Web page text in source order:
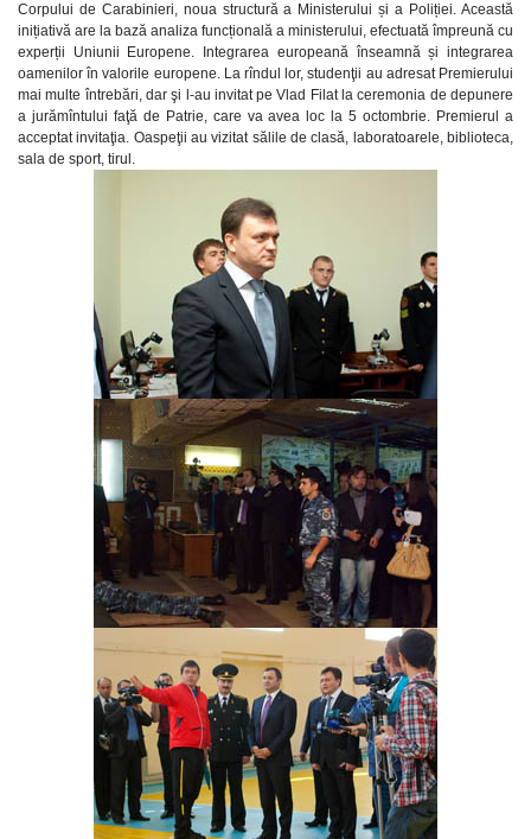
Corpului de Carabinieri, noua structură a Ministerului și a Poliției. Această
inițiativă are la bază analiza funcțională a ministerului, efectuată împreună cu
experții Uniunii Europene. Integrarea europeană înseamnă și integrarea
oamenilor în valorile europene. La rîndul lor, studenţii au adresat Premierului
mai multe întrebări, dar şi l-au invitat pe Vlad Filat la ceremonia de depunere
a jurămîntului faţă de Patrie, care va avea loc la 5 octombrie. Premierul a
acceptat invitaţia. Oaspeţii au vizitat sălile de clasă, laboratoarele, biblioteca,
sala de sport, tirul.